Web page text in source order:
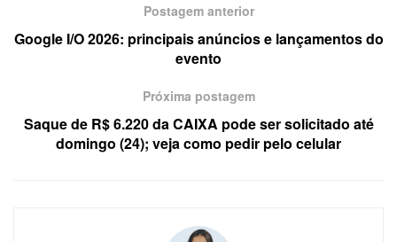
Postagem anterior
Google I/O 2026: principais anúncios e lançamentos do
evento
Próxima postagem
Saque de R$ 6.220 da CAIXA pode ser solicitado até
domingo (24); veja como pedir pelo celular